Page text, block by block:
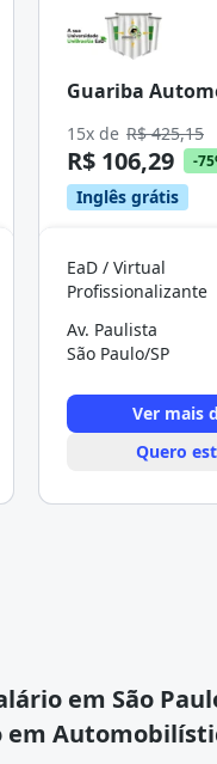
Guariba
15x de R$ 425,15
R$ 106,29 -
Inglês grátis
EaD / Virtual
Profissionalizante
Av. Paulista
São Paulo/SP
Ver mais
Quero
em São